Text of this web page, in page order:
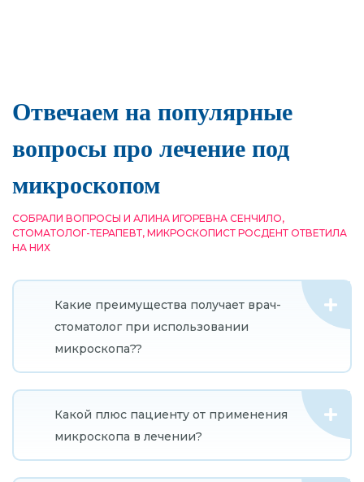
Отвечаем на популярные
вопросы про лечение под
микроскопом
СОБРАЛИ ВОПРОСЫ И АЛИНА ИГОРЕВНА СЕНЧИЛО,
СТОМАТОЛОГ-ТЕРАПЕВТ, МИКРОСКОПИСТ РОСДЕНТ ОТВЕТИЛА
НА НИХ
Какие преимущества получает врач-
стоматолог при использовании
микроскопа??
Какой плюс пациенту от применения
микроскопа в лечении?